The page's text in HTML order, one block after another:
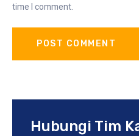
time I comment.
Hubungi Tim